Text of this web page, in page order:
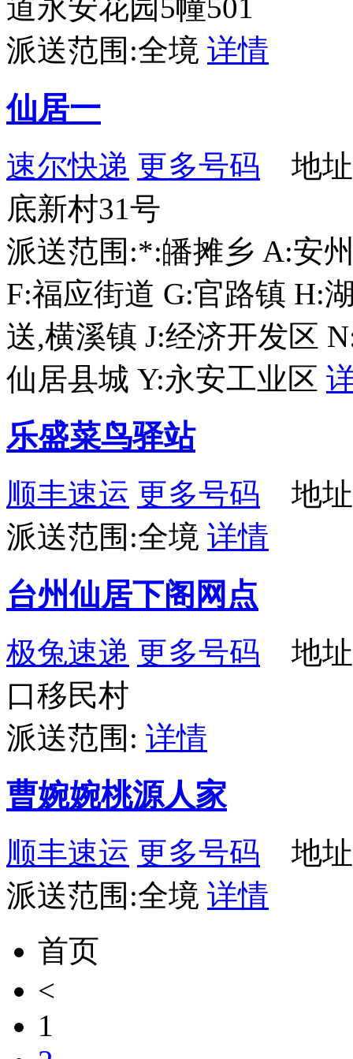
道永安花园5幢501
派送范围:全境 详情
仙居一
速尔快递 更多号码 地址
底新村31号
派送范围:*:皤摊乡 A:安
F:福应街道 G:官路镇 H:
送,横溪镇 J:经济开发区
仙居县城 Y:永安工业区
乐盛菜鸟驿站
顺丰速运 更多号码 地址
派送范围:全境 详情
台州仙居下阁网点
极兔速递 更多号码 地址
口移民村
派送范围: 详情
曹婉婉桃源人家
顺丰速运 更多号码 地址
派送范围:全境 详情
首页
<
1